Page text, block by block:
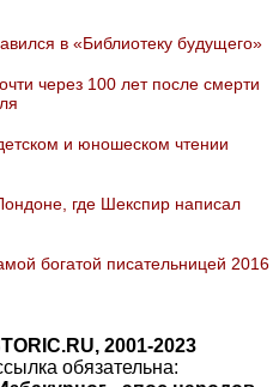
в «Библиотеку будущего»
через 100 лет после смерти
и юношеском чтении
где Шекспир написал
богатой писательницей 2016
2001-2023
обязательна: